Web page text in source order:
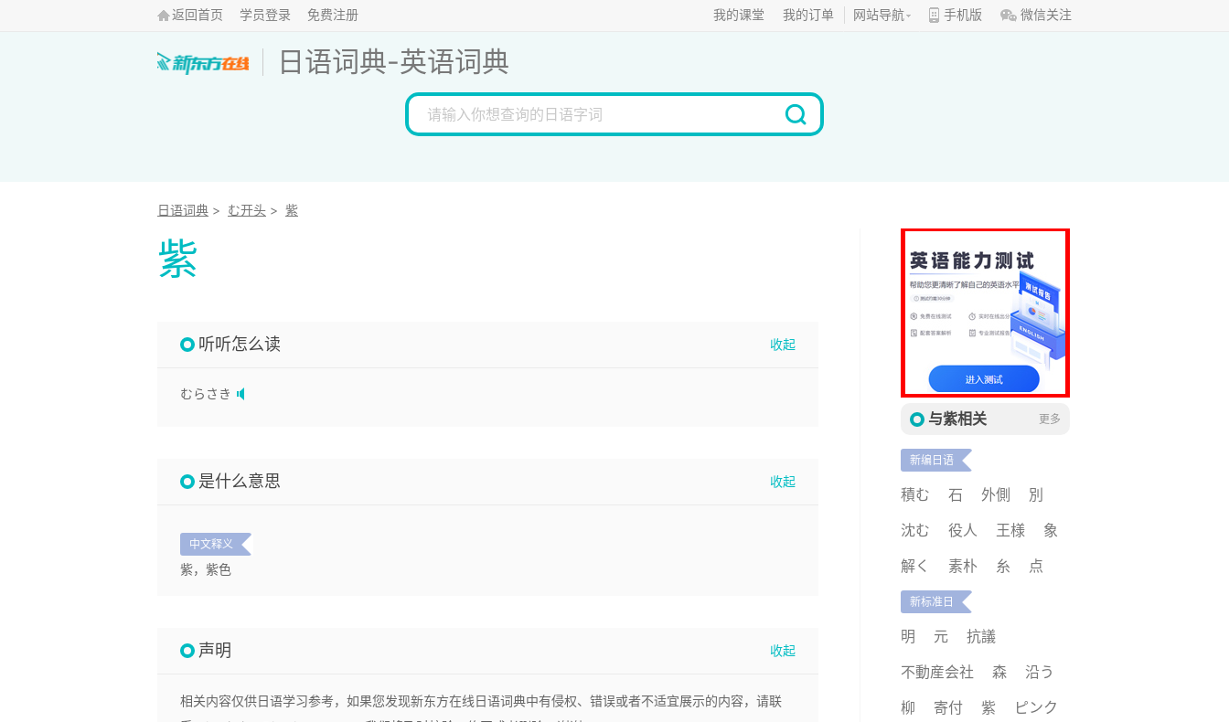
返回首页 学员登录 免费注册 我的课堂 我的订单 网站导航 手机版 微信关注
日语词典-英语词典
日语词典 > む开头 > 紫
紫
听听怎么读
むらさき
是什么意思
中文释义
紫，紫色
声明
相关内容仅供日语学习参考，如果您发现新东方在线日语词典中有侵权、错误或者不适宜展示的内容，请联
与紫相关 更多
新编日语
積む 石 外側
別
沈む
役人 王様
象
解く
素朴 糸 点
新标准日
明 元
抗議
不動産会社
森
沿う
柳
寄付 紫
ピンク